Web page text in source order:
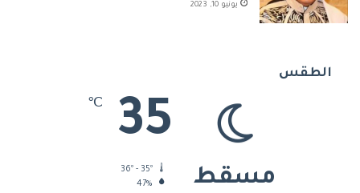
يونيو 10, 2023
الطقس
مسقط
35
℃
47%